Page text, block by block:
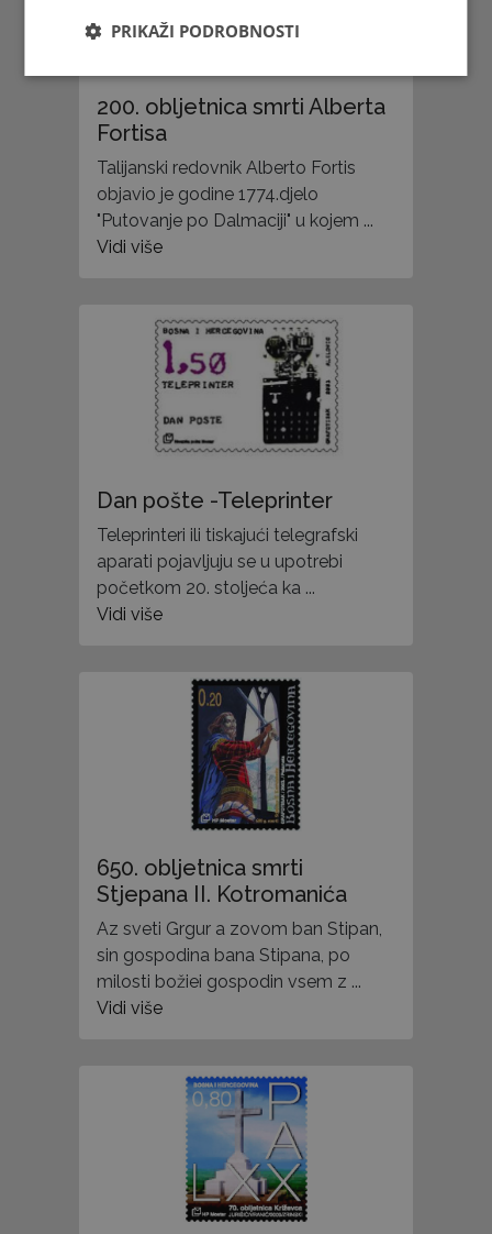
200. obljetnica smrti Alberta
Fortisa
Talijanski redovnik Alberto Fortis
objavio je godine 1774.djelo
"Putovanje po Dalmaciji" u kojem ...
Vidi više
Dan pošte -Teleprinter
Teleprinteri ili tiskajući telegrafski
aparati pojavljuju se u upotrebi
početkom 20. stoljeća ka ...
Vidi više
650. obljetnica smrti
Stjepana II. Kotromanića
Az sveti Grgur a zovom ban Stipan,
sin gospodina bana Stipana, po
milosti božiei gospodin vsem z ...
Vidi više
PRIKAŽI PODROBNOSTI